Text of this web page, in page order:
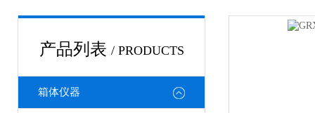
产品列表 / PRODUCTS
箱体仪器